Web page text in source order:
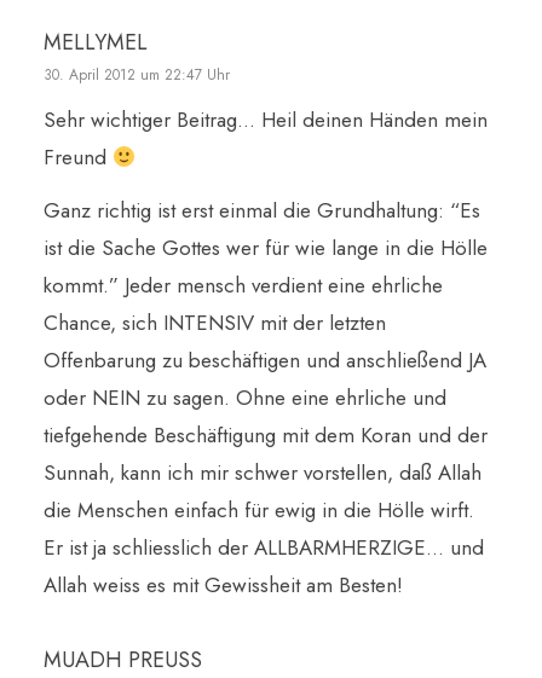
MELLYMEL
30. April 2012 um 22:47 Uhr
Sehr wichtiger Beitrag… Heil deinen Händen mein
Freund
Ganz richtig ist erst einmal die Grundhaltung: “Es
ist die Sache Gottes wer für wie lange in die Hölle
kommt.” Jeder mensch verdient eine ehrliche
Chance, sich INTENSIV mit der letzten
Offenbarung zu beschäftigen und anschließend JA
oder NEIN zu sagen. Ohne eine ehrliche und
tiefgehende Beschäftigung mit dem Koran und der
Sunnah, kann ich mir schwer vorstellen, daß Allah
die Menschen einfach für ewig in die Hölle wirft.
Er ist ja schliesslich der ALLBARMHERZIGE… und
Allah weiss es mit Gewissheit am Besten!
MUADH PREUSS